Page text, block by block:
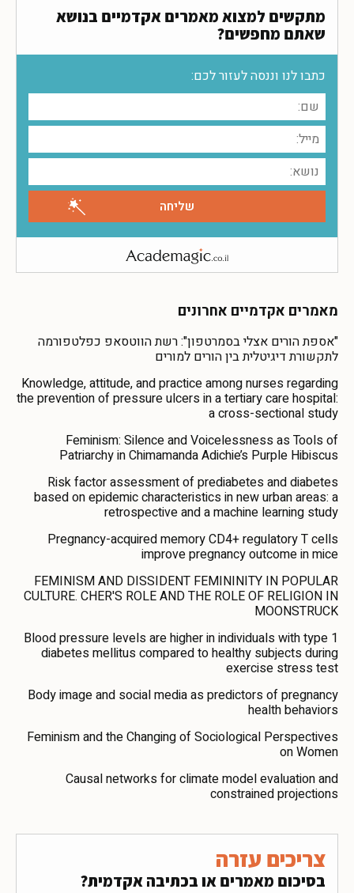
מתקשים למצוא מאמרים אקדמיים בנושא
שאתם מחפשים?
כתבו לנו וננסה לעזור לכם:
מאמרים אקדמיים אחרונים
"אספת הורים אצלי בסמרטפון": רשת הווטסאפ כפלטפורמה
לתקשורת דיגיטלית בין הורים למורים
Knowledge, attitude, and practice among nurses regarding
the prevention of pressure ulcers in a tertiary care hospital:
a cross-sectional study
Feminism: Silence and Voicelessness as Tools of
Patriarchy in Chimamanda Adichie’s Purple Hibiscus
Risk factor assessment of prediabetes and diabetes
based on epidemic characteristics in new urban areas: a
retrospective and a machine learning study
Pregnancy-acquired memory CD4+ regulatory T cells
improve pregnancy outcome in mice
FEMINISM AND DISSIDENT FEMININITY IN POPULAR
CULTURE. CHER'S ROLE AND THE ROLE OF RELIGION IN
MOONSTRUCK
Blood pressure levels are higher in individuals with type 1
diabetes mellitus compared to healthy subjects during
exercise stress test
Body image and social media as predictors of pregnancy
health behaviors
Feminism and the Changing of Sociological Perspectives
on Women
Causal networks for climate model evaluation and
constrained projections
צריכים עזרה
בסיכום מאמרים או בכתיבה אקדמית?